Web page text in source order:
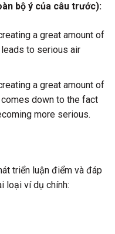
bộ ý của câu trước):
a great amount of
leads to serious air
a great amount of
comes down to the fact
more serious.
triển luận điểm và đáp
loại ví dụ chính: